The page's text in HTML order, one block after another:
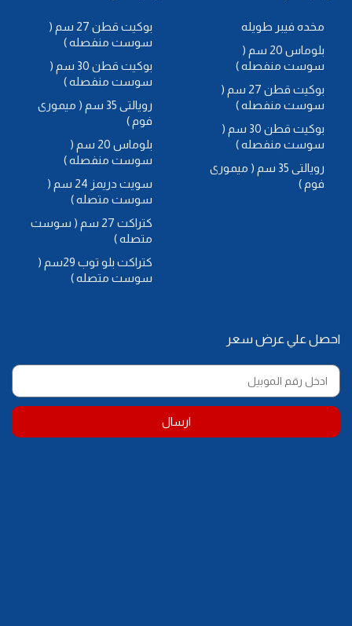
مخده فيبر طويله
بلوماس 20 سم (
سوست منفصله )
بوكيت قطن 27 سم (
سوست منفصله )
بوكيت قطن 30 سم (
سوست منفصله )
رويالتى 35 سم ( ميمورى
فوم )
بوكيت قطن 27 سم (
سوست منفصله )
بوكيت قطن 30 سم (
سوست منفصله )
رويالتى 35 سم ( ميمورى
فوم )
بلوماس 20 سم (
سوست منفصله )
سويت دريمز 24 سم (
سوست متصله )
كتراكت 27 سم ( سوست
متصله )
كتراكت بلو توب 29سم (
سوست متصله )
احصل علي عرض سعر
ارسال